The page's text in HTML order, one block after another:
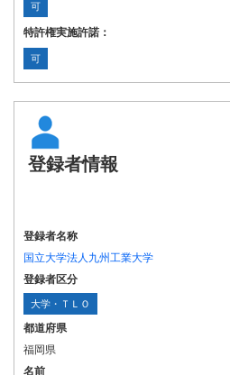
可
特許権実施許諾：
可
登録者情報
登録者名称
国立大学法人九州工業大学
登録者区分
大学・ＴＬＯ
都道府県
福岡県
名前